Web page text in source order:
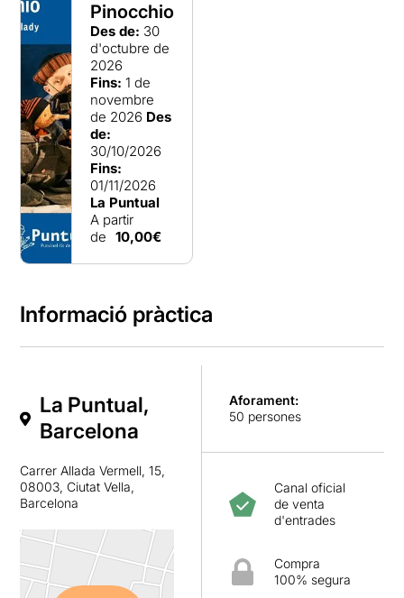
Pinocchio
Des de: 30
d'octubre de
2026
Fins: 1 de
novembre
de 2026 Des
de:
30/10/2026
Fins:
01/11/2026
La Puntual
A partir
de 10,00€
Informació pràctica
La Puntual,
Barcelona
Carrer Allada Vermell, 15,
08003, Ciutat Vella,
Barcelona
Aforament:
50 persones
Canal oficial
de venta
d'entrades
Compra
100% segura